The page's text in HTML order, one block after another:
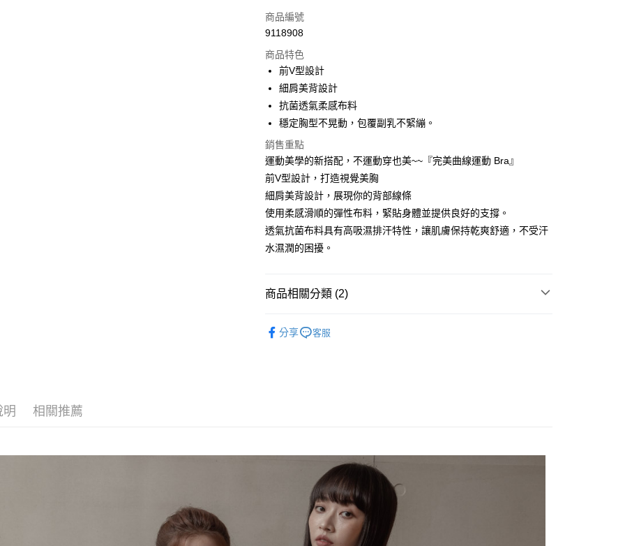
信用卡一次付款
LINE Pay
Apple Pay
街口支付
悠遊付
運送方式
全家取貨付款
免運費
免運費
商品編號
9118908
商品特色
前V型設計
細肩美背設計
抗菌透氣柔感布料
穩定胸型不晃動，包覆副乳不緊繃。
銷售重點
運動美學的新搭配，不運動穿也美~~『完美曲線運動 Bra』
前V型設計，打造視覺美胸
細肩美背設計，展現你的背部線條
使用柔感滑順的彈性布料，緊貼身體並提供良好的支撐。
透氣抗菌布料具有高吸濕排汗特性，讓肌膚保持乾爽舒適，不受汗
水濕潤的困擾。
商品相關分類 (2)
分享 客服
明 相關推薦